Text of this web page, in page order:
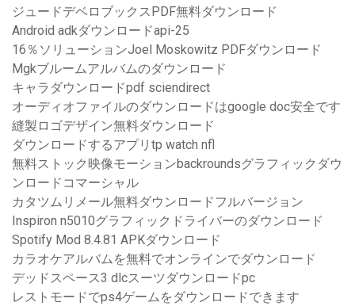
ジュードデベロブックスPDF無料ダウンロード
Android adkダウンロードapi-25
16％ソリューションJoel Moskowitz PDFダウンロード
Mgkブルームアルバムのダウンロード
キャラダウンロードpdf sciendirect
オーディオファイルのダウンロードはgoogle doc安全です
縫製ロゴデザイン無料ダウンロード
ダウンロードするアプリtp watch nfl
無料ストック映像モーションbackroundsグラフィックダウ
ンロードコマーシャル
カタツムリメール無料ダウンロードフルバージョン
Inspiron n5010グラフィックドライバーのダウンロード
Spotify Mod 8.4.81 APKダウンロード
カラオケアルバムを無料でオンラインでダウンロード
デッドスペース3 dlcスーツダウンロードpc
レストモードでps4ゲームをダウンロードできます